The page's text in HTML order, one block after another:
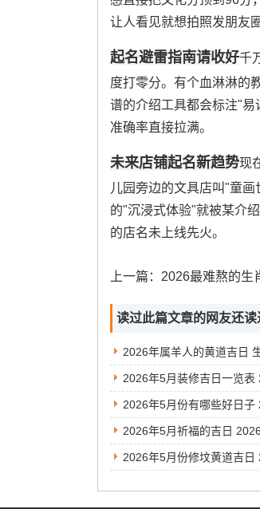
让人看见就想拍照发朋友圈
起名避雷指南请收好千
度打零分。有个血淋淋的
谱的介绍工具都会标注"易
准确率直接拉满。
未来店铺起名新趋势现
儿园旁边的文具店叫"童
的"沉浸式体验"就被某介
的店名未上线先火。
上一篇： 2026最难熬的生肖
读过此篇文章的网友还读
2026年5月份有哪些好日